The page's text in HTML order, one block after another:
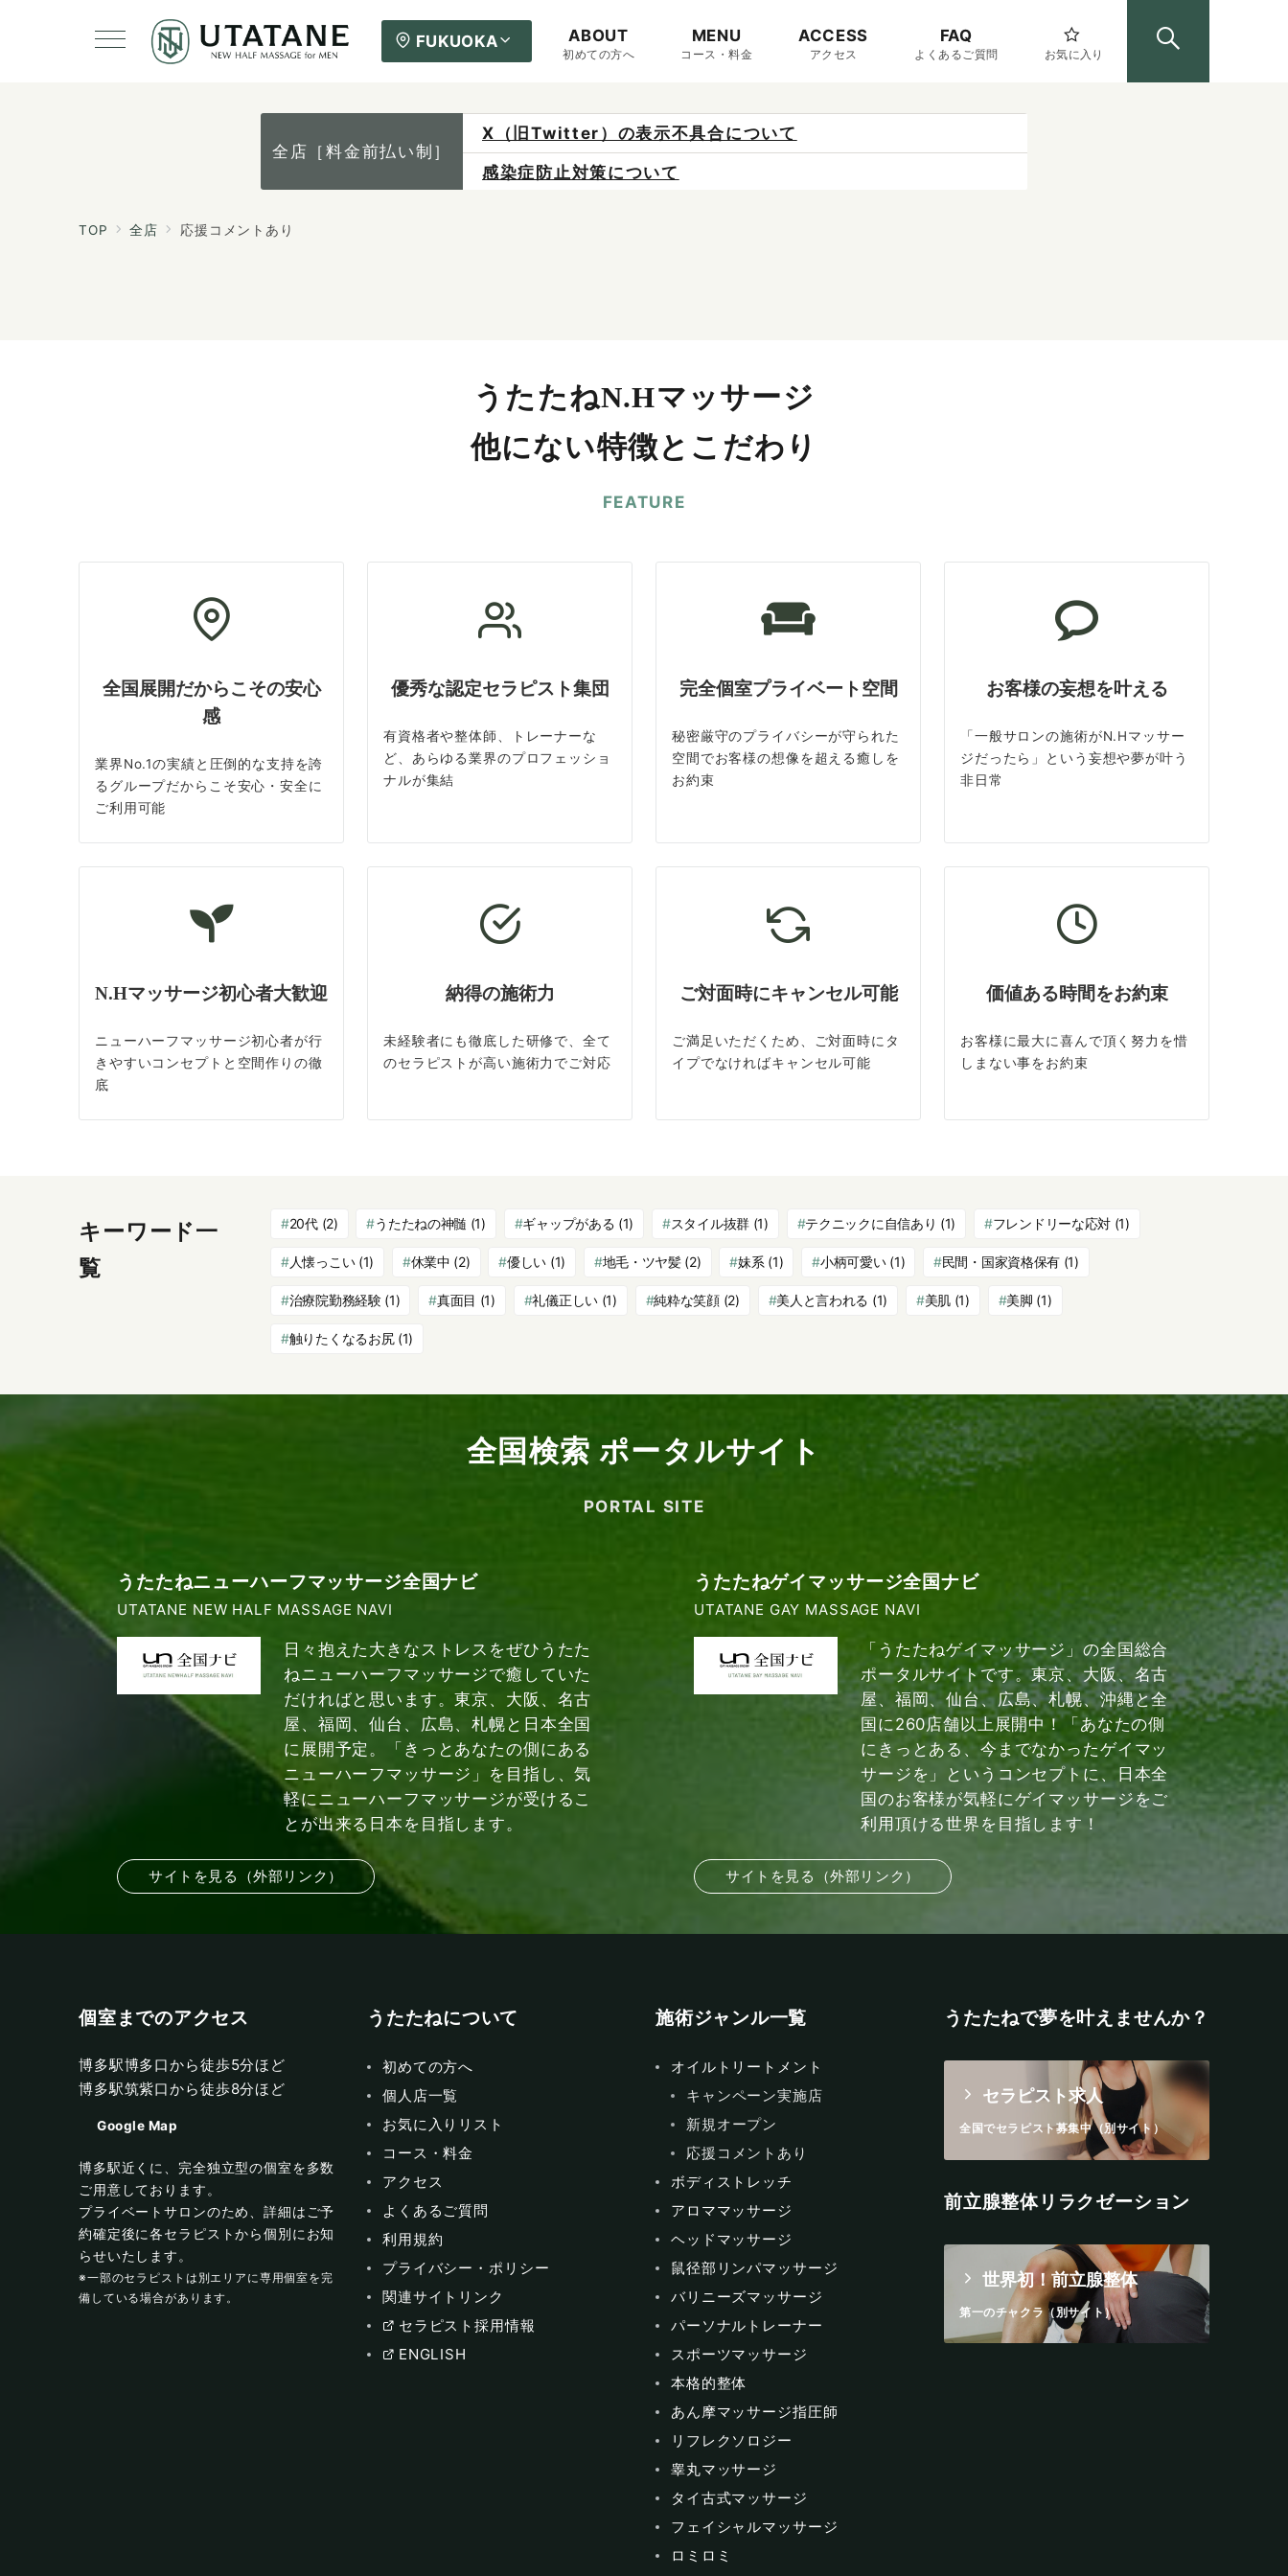
FUKUOKA ABOUT
初めての方へ
MENU
コース・料金
ACCESS
アクセス
FAQ
よくあるご質問 お気に入り
全店［料金前払い制］
X（旧Twitter）の表示不具合について
感染症防止対策について
TOP 全店 応援コメントあり
うたたねN.Hマッサージ
他にない特徴とこだわり
FEATURE
全国展開だからこその安心
感
業界No.1の実績と圧倒的な支持を誇
るグループだからこそ安心・安全に
ご利用可能
優秀な認定セラピスト集団
有資格者や整体師、トレーナーな
ど、あらゆる業界のプロフェッショ
ナルが集結
完全個室プライベート空間
秘密厳守のプライバシーが守られた
空間でお客様の想像を超える癒しを
お約束
お客様の妄想を叶える
「一般サロンの施術がN.Hマッサー
ジだったら」という妄想や夢が叶う
非日常
N.Hマッサージ初心者大歓迎
ニューハーフマッサージ初心者が行
きやすいコンセプトと空間作りの徹
底
納得の施術力
未経験者にも徹底した研修で、全て
のセラピストが高い施術力でご対応
ご対面時にキャンセル可能
ご満足いただくため、ご対面時にタ
イプでなければキャンセル可能
価値ある時間をお約束
お客様に最大に喜んで頂く努力を惜
しまない事をお約束
キーワード一
覧
20代(2) うたたねの神髄 (1) ギャップがある (1) スタイル抜群(1) テクニックに自信あり (1) フレンドリーな応対 (1)
人懐っこい(1) 休業中 (2) 優しい (1) 地毛・ツヤ髪(2) 妹系 (1) 小柄可愛い(1) 民間・国家資格保有 (1)
治療院勤務経験(1) 真面目 (1) 礼儀正しい(1) 純粋な笑顔(2) 美人と言われる (1) 美肌(1) 美脚 (1)
触りたくなるお尻(1)
全国検索 ポータルサイト
PORTAL SITE
うたたねニューハーフマッサージ全国ナビ
UTATANE NEW HALF MASSAGE NAVI
日々抱えた大きなストレスをぜひうたた
ねニューハーフマッサージで癒していた
だければと思います。東京、大阪、名古
屋、福岡、仙台、広島、札幌と日本全国
に展開予定。「きっとあなたの側にある
ニューハーフマッサージ」を目指し、気
軽にニューハーフマッサージが受けるこ
とが出来る日本を目指します。
サイトを見る（外部リンク）
うたたねゲイマッサージ全国ナビ
UTATANE GAY MASSAGE NAVI
「うたたねゲイマッサージ」の全国総合
ポータルサイトです。東京、大阪、名古
屋、福岡、仙台、広島、札幌、沖縄と全
国に260店舗以上展開中！「あなたの側
にきっとある、今までなかったゲイマッ
サージを」というコンセプトに、日本全
国のお客様が気軽にゲイマッサージをご
利用頂ける世界を目指します！
サイトを見る（外部リンク）
個室までのアクセス
博多駅博多口から徒歩5分ほど
博多駅筑紫口から徒歩8分ほど
Google Map
博多駅近くに、完全独立型の個室を多数
ご用意しております。
プライベートサロンのため、詳細はご予
約確定後に各セラピストから個別にお知
らせいたします。
※一部のセラピストは別エリアに専用個室を完
備している場合があります。
うたたねについて
初めての方へ
個人店一覧
お気に入りリスト
コース・料金
アクセス
よくあるご質問
利用規約
プライバシー・ポリシー
関連サイトリンク
セラピスト採用情報
ENGLISH
施術ジャンル一覧
オイルトリートメント
キャンペーン実施店
新規オープン
応援コメントあり
ボディストレッチ
アロママッサージ
ヘッドマッサージ
鼠径部リンパマッサージ
バリニーズマッサージ
パーソナルトレーナー
スポーツマッサージ
本格的整体
あん摩マッサージ指圧師
リフレクソロジー
睾丸マッサージ
タイ古式マッサージ
フェイシャルマッサージ
ロミロミ
うたたねで夢を叶えませんか？
セラピスト求人
全国でセラピスト募集中（別サイト）
前立腺整体リラクゼーション
世界初！前立腺整体
第一のチャクラ（別サイト）